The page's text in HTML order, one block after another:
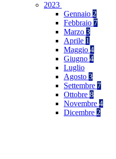
2023
Gennaio 2
Febbraio 7
Marzo 3
Aprile 1
Maggio 4
Giugno 4
Luglio
Agosto 3
Settembre 7
Ottobre 8
Novembre 4
Dicembre 2